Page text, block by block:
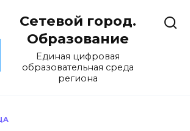
Сетевой город.
Образование
Единая цифровая
образовательная среда
региона